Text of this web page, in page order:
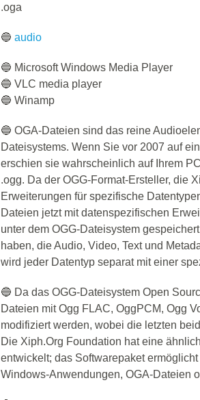
.oga
🔵audio
🔵 Microsoft Windows Media Player
🔵 VLC media player
🔵 Winamp
🔵 OGA-Dateien sind das reine
Dateisystems. Wenn Sie vor 2007 auf
erschien sie wahrscheinlich auf Ihrem
.ogg. Da der OGG-Format-Ersteller, die
Erweiterungen für spezifische
Dateien jetzt mit datenspezifischen
unter dem OGG-Dateisystem
haben, die Audio, Video, Text und
wird jeder Datentyp separat mit einer
🔵 Da das OGG-Dateisystem Open
Dateien mit Ogg FLAC, OggPCM, Ogg
modifiziert werden, wobei die letzten
Die Xiph.Org Foundation hat eine
entwickelt; das Softwarepaket
Windows-Anwendungen, OGA-Dateien